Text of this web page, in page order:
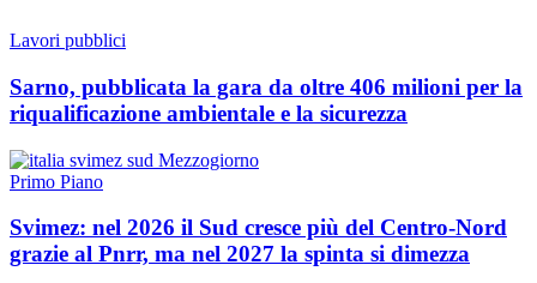
Lavori pubblici
Sarno, pubblicata la gara da oltre 406 milioni per la
riqualificazione ambientale e la sicurezza
Primo Piano
Svimez: nel 2026 il Sud cresce più del Centro-Nord
grazie al Pnrr, ma nel 2027 la spinta si dimezza